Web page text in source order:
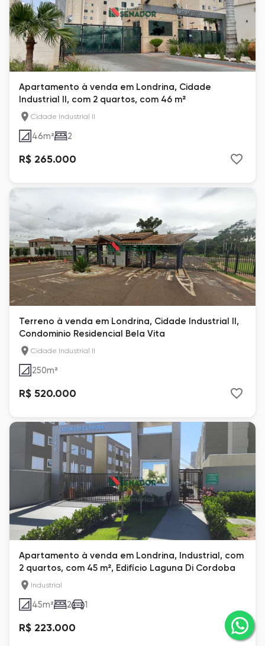
Apartamento à venda em Londrina, Cidade
Industrial II, com 2 quartos, com 46 m²
Cidade Industrial II
46m² 2
R$ 265.000
Terreno à venda em Londrina, Cidade Industrial II,
Condominio Residencial Bela Vita
Cidade Industrial II
250m²
R$ 520.000
Apartamento à venda em Londrina, Industrial, com
2 quartos, com 45 m², Edifício Laguna Di Cordoba
Industrial
45m² 2 1
R$ 223.000